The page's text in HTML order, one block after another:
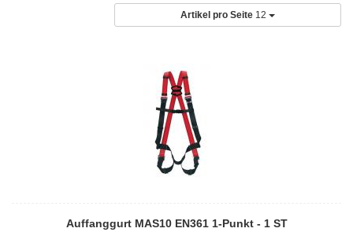
Artikel pro Seite 12
Auffanggurt MAS10 EN361 1-Punkt - 1 ST